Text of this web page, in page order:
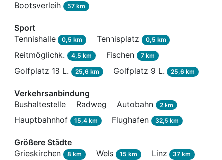
Bootsverleih 57 km
Sport
Tennishalle 0,5 km Tennisplatz 0,5 km
Reitmöglichk. 4,5 km Fischen 7 km
Golfplatz 18 L. 25,6 km Golfplatz 9 L. 25,6 km
Verkehrsanbindung
Bushaltestelle
Radweg Autobahn 2 km
Hauptbahnhof 15,4 km Flughafen 32,5 km
Größere Städte
Grieskirchen 8 km Wels 15 km Linz 37 km